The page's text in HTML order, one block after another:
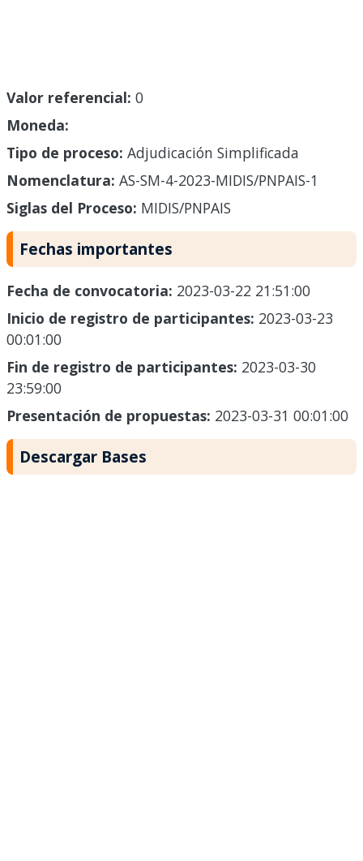
Valor referencial: 0
Moneda:
Tipo de proceso: Adjudicación Simplificada
Nomenclatura: AS-SM-4-2023-MIDIS/PNPAIS-1
Siglas del Proceso: MIDIS/PNPAIS
Fechas importantes
Fecha de convocatoria: 2023-03-22 21:51:00
Inicio de registro de participantes: 2023-03-23
00:01:00
Fin de registro de participantes: 2023-03-30
23:59:00
Presentación de propuestas: 2023-03-31 00:01:00
Descargar Bases